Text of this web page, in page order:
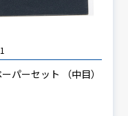
パーセット （中目）